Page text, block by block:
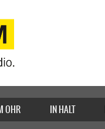
OHR IN HALT